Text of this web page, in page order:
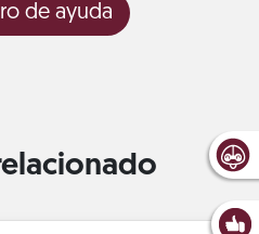
de ayuda